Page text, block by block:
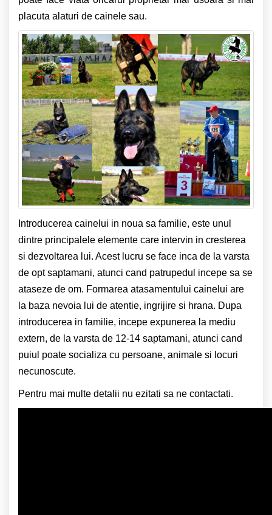
placuta alaturi de cainele sau.
Introducerea cainelui in noua sa familie, este unul
dintre principalele elemente care intervin in cresterea
si dezvoltarea lui. Acest lucru se face inca de la varsta
de opt saptamani, atunci cand patrupedul incepe sa se
ataseze de om. Formarea atasamentului cainelui are
la baza nevoia lui de atentie, ingrijire si hrana. Dupa
introducerea in familie, incepe expunerea la mediu
extern, de la varsta de 12-14 saptamani, atunci cand
puiul poate socializa cu persoane, animale si locuri
necunoscute.
Pentru mai multe detalii nu ezitati sa ne contactati.